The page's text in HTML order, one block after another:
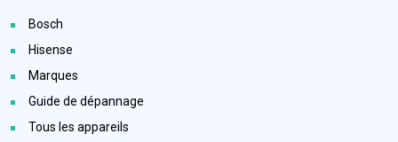
Bosch
Hisense
Marques
Guide de dépannage
Tous les appareils